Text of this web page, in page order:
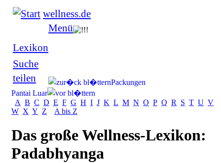
wellness.de
Lexikon
Suche
teilen
Menü
Packungen
Pantai Luar
A B C D E F G H I J K L M N O P Q R S T U V
W X Y Z A bis Z
Das große Wellness-Lexikon:
Padabhyanga